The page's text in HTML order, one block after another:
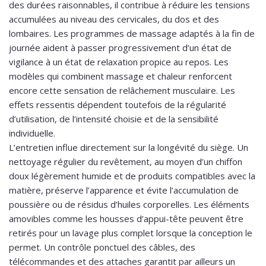
des durées raisonnables, il contribue à réduire les tensions
accumulées au niveau des cervicales, du dos et des
lombaires. Les programmes de massage adaptés à la fin de
journée aident à passer progressivement d’un état de
vigilance à un état de relaxation propice au repos. Les
modèles qui combinent massage et chaleur renforcent
encore cette sensation de relâchement musculaire. Les
effets ressentis dépendent toutefois de la régularité
d’utilisation, de l’intensité choisie et de la sensibilité
individuelle.
L’entretien influe directement sur la longévité du siège. Un
nettoyage régulier du revêtement, au moyen d’un chiffon
doux légèrement humide et de produits compatibles avec la
matière, préserve l’apparence et évite l’accumulation de
poussière ou de résidus d’huiles corporelles. Les éléments
amovibles comme les housses d’appui-tête peuvent être
retirés pour un lavage plus complet lorsque la conception le
permet. Un contrôle ponctuel des câbles, des
télécommandes et des attaches garantit par ailleurs un